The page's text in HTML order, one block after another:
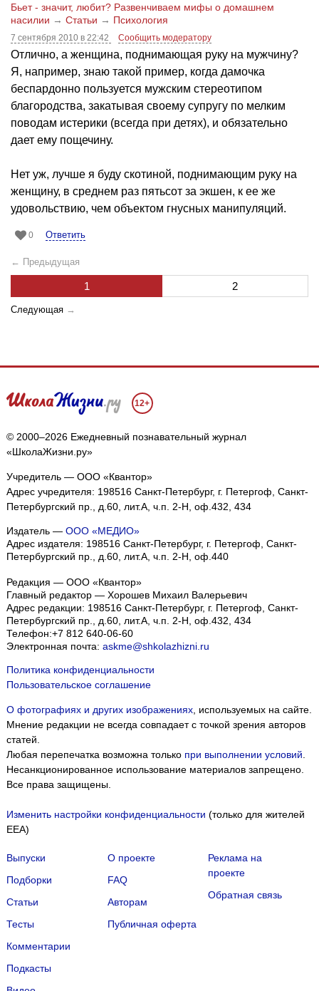
Бьет - значит, любит? Развенчиваем мифы о домашнем
насилии → Статьи → Психология
7 сентября 2010 в 22:42 Сообщить модератору
Отлично, а женщина, поднимающая руку на мужчину?
Я, например, знаю такой пример, когда дамочка
беспардонно пользуется мужским стереотипом
благородства, закатывая своему супругу по мелким
поводам истерики (всегда при детях), и обязательно
дает ему пощечину.
Нет уж, лучше я буду скотиной, поднимающим руку на
женщину, в среднем раз пятьсот за экшен, к ее же
удовольствию, чем объектом гнусных манипуляций.
0 Ответить
← Предыдущая
1 2
Следующая →
12+
© 2000–2026 Ежедневный познавательный журнал
«ШколаЖизни.ру»
Учредитель — ООО «Квантор»
Адрес учредителя: 198516 Санкт-Петербург, г. Петергоф, Санкт-
Петербургский пр., д.60, лит.А, ч.п. 2-Н, оф.432, 434
Издатель — ООО «МЕДИО»
Адрес издателя: 198516 Санкт-Петербург, г. Петергоф, Санкт-
Петербургский пр., д.60, лит.А, ч.п. 2-Н, оф.440
Редакция — ООО «Квантор»
Главный редактор — Хорошев Михаил Валерьевич
Адрес редакции: 198516 Санкт-Петербург, г. Петергоф Санкт-
Петербургский пр., д.60, лит.А, ч.п. 2-Н, оф.432, 434
Телефон:+7 812 640-06-60
Электронная почта: askme@shkolazhizni.ru
Политика конфиденциальности
Пользовательское соглашение
О фотографиях и других изображениях, используемых на сайте.
Мнение редакции не всегда совпадает с точкой зрения авторов
статей.
Любая перепечатка возможна только при выполнении условий
Несанкционированное использование материалов запрещено.
Все права защищены.
Изменить настройки конфиденциальности (только для жителей
EEA)
Выпуски
Подборки
Статьи
Тесты
Комментарии
Подкасты
О проекте
FAQ
Авторам
Публичная оферта
Реклама на
проекте
Обратная связь